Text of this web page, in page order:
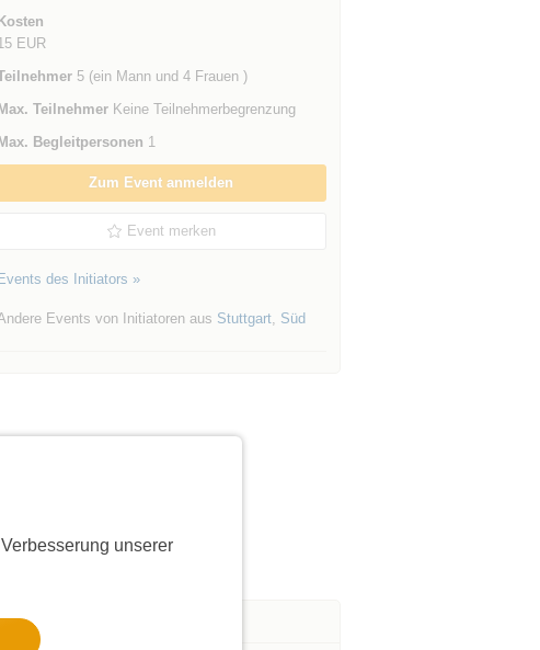
unserer
Kosten
EUR
5 (ein Mann und 4 Frauen )
Max. TeilnehmerKeine Teilnehmerbegrenzung
Max. Begleitpersonen 1
Zum Event anmelden
Event merken
Events des Initiators »
Events von Initiatoren aus Stuttgart, Süd